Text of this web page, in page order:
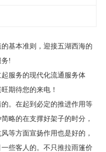
基本准则，迎接五湖西海的
!
服务的现代化流通服务体
期待您的来电！
。在起到必定的推进作用等
略的在支撑好架子的时分，
等方面宣扬作用也是好的，
些客人的。不只推拉雨篷价